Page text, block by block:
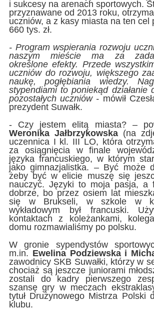
i sukcesy na arenach sportowych.
przyznawane od 2013 roku,
uczniów, a z kasy miasta na ten cel
660 tys. zł.
- Program wspierania rozwoju
naszym mieście ma za
określone efekty. Przede
uczniów do rozwoju, większego
naukę, pogłębiania wiedzy.
stypendiami to poniekąd działanie
pozostałych uczniów -mówił
prezydent Suwałk.
- Czy jestem elitą miasta? –
Weronika Jałbrzykowska(na
uczennica I kl. III LO, która
za osiągnięcia w finale
języka francuskiego, w którym
jako gimnazjalistka. – Być może
żeby być w elicie muszę się
nauczyć. Języki to moja pasja, a
dobrze, bo przez osiem lat
się w Brukseli, w szkole w
wykładowym był francuski.
kontaktach z koleżankami,
domu rozmawialiśmy po polsku.
W gronie sypendystów
m.in. Ewelina Podziewska i
zawodnicy SKB Suwałki, którzy w
chociaż są jeszcze juniorami
zostali do kadry pierwszego
szansę gry w meczach
tytuł Drużynowego Mistrza Polski
klubu.